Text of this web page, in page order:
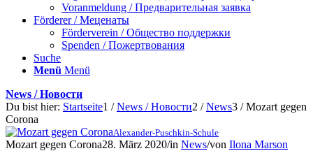
Voranmeldung / Предварительная заявка
Förderer / Меценаты
Förderverein / Общество поддержки
Spenden / Пожертвования
Suche
Menü Menü
News / Новости
Du bist hier: Startseite1 / News / Новости2 / News3 / Mozart gegen
Corona
Alexander-Puschkin-Schule
Mozart gegen Corona28. März 2020/in News/von Ilona Marson